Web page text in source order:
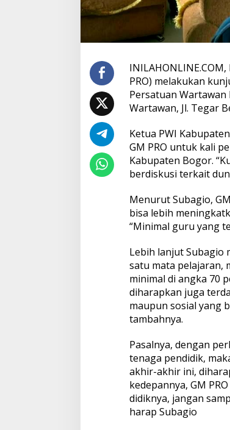
PRO) melakukan
Persatuan
Wartawan, Jl. Tegar
Ketua PWI
GM PRO untuk kali
Kabupaten Bogor.
berdiskusi terkait
Menurut Subagio,
bisa lebih
“Minimal guru yang
Lebih lanjut Subagio
satu mata pelajaran,
minimal di angka 70
diharapkan juga
maupun sosial yang
tambahnya.
Pasalnya, dengan
tenaga pendidik,
akhir-akhir ini,
kedepannya, GM
didiknya, jangan
harap Subagio